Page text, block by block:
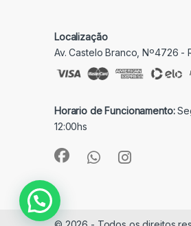
Localização
Av. Castelo Branco, Nº4726 -
Horario de Funcionamento:
12:00hs